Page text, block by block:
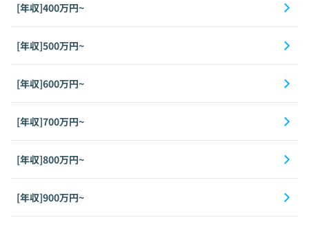
[年収]400万円~
[年収]500万円~
[年収]600万円~
[年収]700万円~
[年収]800万円~
[年収]900万円~